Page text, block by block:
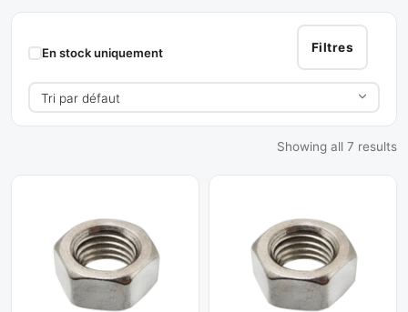
Ecrous
Filtres
En stock uniquement
Showing all 7 results